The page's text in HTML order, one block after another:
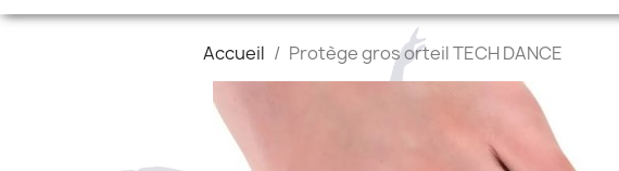
Accueil Protège gros orteil TECH DANCE